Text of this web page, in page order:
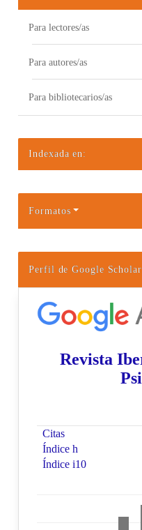
Para lectores/as
Para autores/as
Para bibliotecarios/as
Indexada en:
Formatos
Perfil de Google Scholar